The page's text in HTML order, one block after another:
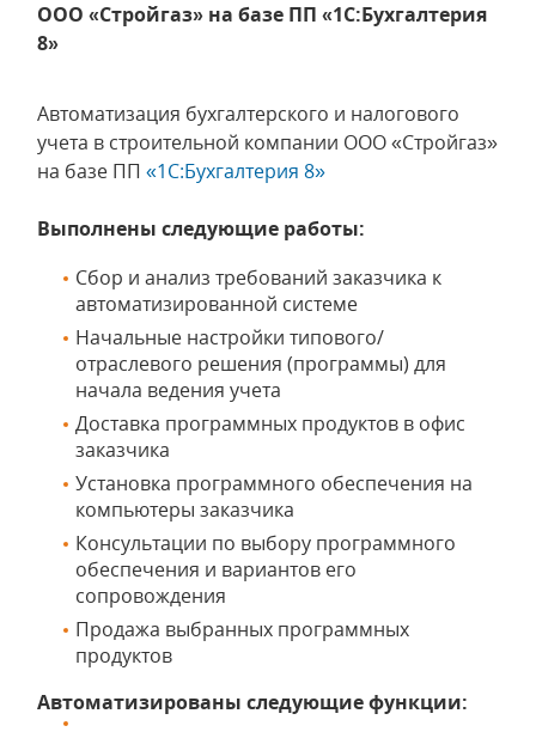
ООО «Стройгаз» на базе ПП «1С:Бухгалтерия
8»
Автоматизация бухгалтерского и налогового
учета в строительной компании ООО «Стройгаз»
на базе ПП «1С:Бухгалтерия 8»
Выполнены следующие работы:
Сбор и анализ требований заказчика к
автоматизированной системе
Начальные настройки типового/
отраслевого решения (программы) для
начала ведения учета
Доставка программных продуктов в офис
заказчика
Установка программного обеспечения на
компьютеры заказчика
Консультации по выбору программного
обеспечения и вариантов его
сопровождения
Продажа выбранных программных
продуктов
Автоматизированы следующие функции: